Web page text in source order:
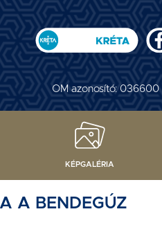
OM azonosító: 036600
KÉPGALÉRIA
A BENDEGÚZ